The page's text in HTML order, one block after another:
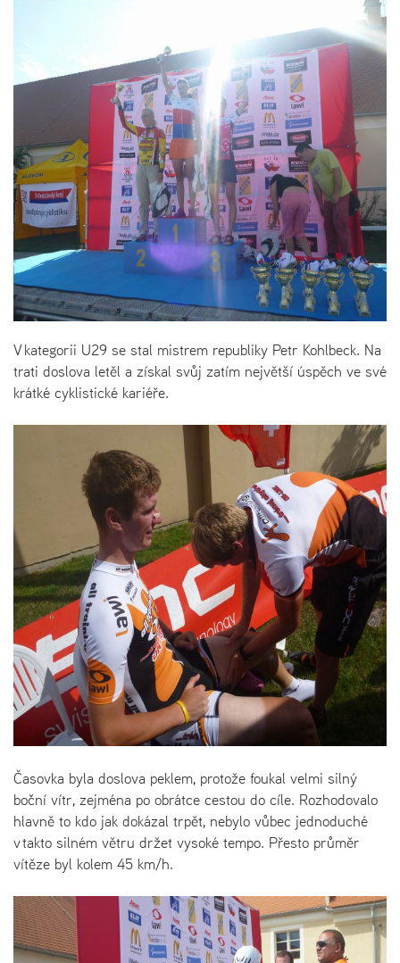
V kategorii U29 se stal mistrem republiky Petr Kohlbeck. Na
trati doslova letěl a získal svůj zatím největší úspěch ve své
krátké cyklistické kariéře.
Časovka byla doslova peklem, protože foukal velmi silný
boční vítr, zejména po obrátce cestou do cíle. Rozhodovalo
hlavně to kdo jak dokázal trpět, nebylo vůbec jednoduché
v takto silném větru držet vysoké tempo. Přesto průměr
vítěze byl kolem 45 km/h.